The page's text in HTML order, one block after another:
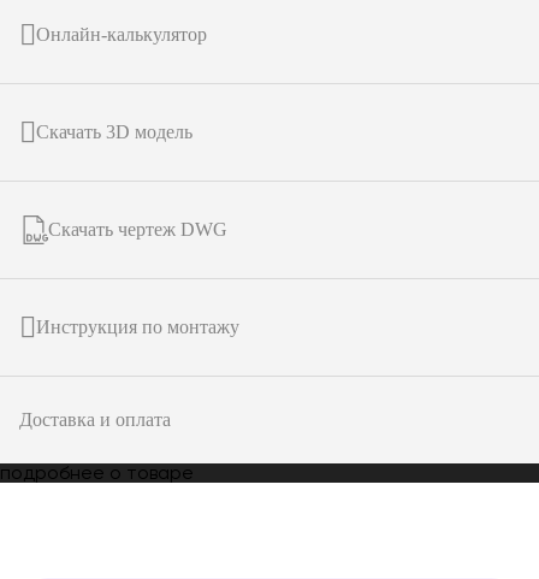
Онлайн-калькулятор
Скачать 3D модель
Скачать чертеж DWG
Инструкция по монтажу
Доставка и оплата
подробнее о товаре